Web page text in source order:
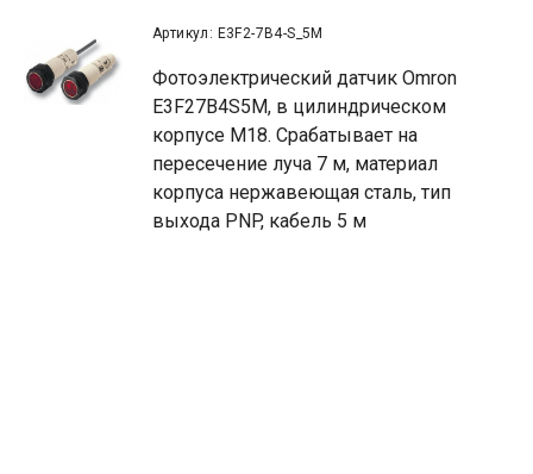
Артикул: E3F2-7B4-S_5M
Фотоэлектрический датчик Omron
E3F27B4S5M, в цилиндрическом
корпусе М18. Срабатывает на
пересечение луча 7 м, материал
корпуса нержавеющая сталь, тип
выхода PNP, кабель 5 м